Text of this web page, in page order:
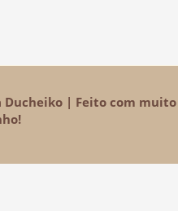
Ducheiko | Feito com muito